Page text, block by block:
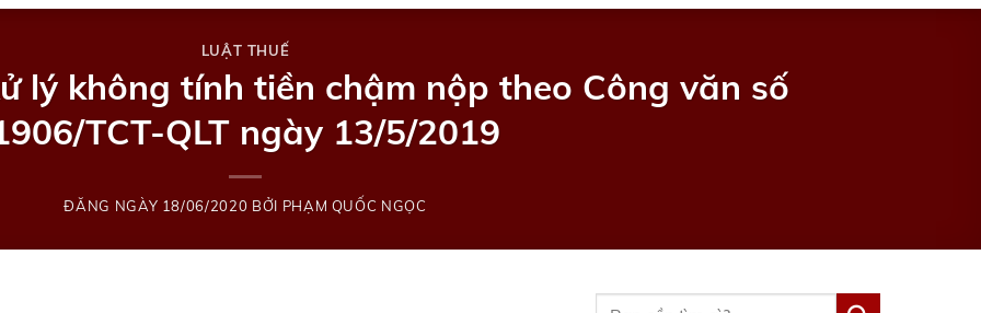
LUẬT THUẾ
lý không tính tiền chậm nộp theo Công văn số
TCT-QLT ngày 13/5/2019
ĐĂNG NGÀY 18/06/2020 BỞI PHẠM QUỐC NGỌC